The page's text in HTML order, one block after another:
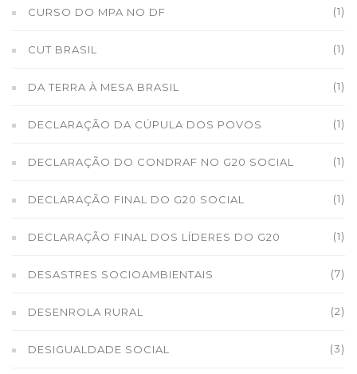
CURSO DO MPA NO DF (1)
CUT BRASIL (1)
DA TERRA À MESA BRASIL (1)
DECLARAÇÃO DA CÚPULA DOS POVOS (1)
DECLARAÇÃO DO CONDRAF NO G20 SOCIAL (1)
DECLARAÇÃO FINAL DO G20 SOCIAL (1)
DECLARAÇÃO FINAL DOS LÍDERES DO G20 (1)
DESASTRES SOCIOAMBIENTAIS (7)
DESENROLA RURAL (2)
DESIGUALDADE SOCIAL (3)